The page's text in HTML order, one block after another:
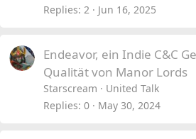
Replies 2 Jun 16, 2025
Endeavor, ein Indie C&C
Qualität von Manor Lords
Starscream
United Talk
Replies 0 May 30, 2024